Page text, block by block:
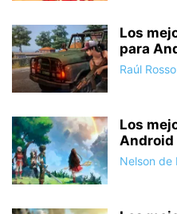
Los
para
Raúl Rosso
Los
Android
Nelson de